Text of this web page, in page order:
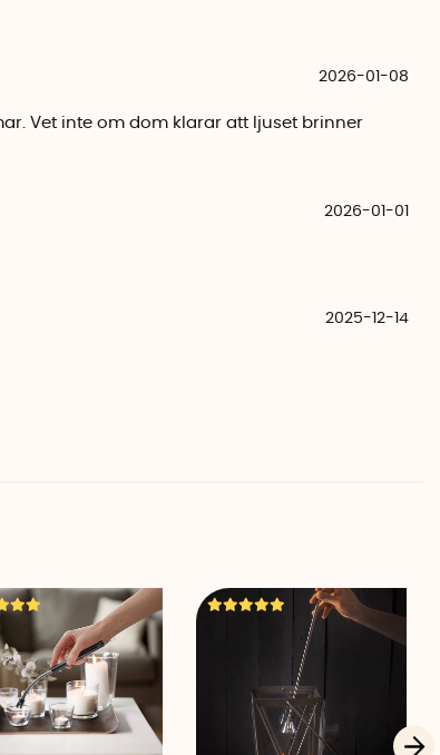
2026-01-08
Vet inte om dom klarar att ljuset brinner
2026-01-01
2025-12-14